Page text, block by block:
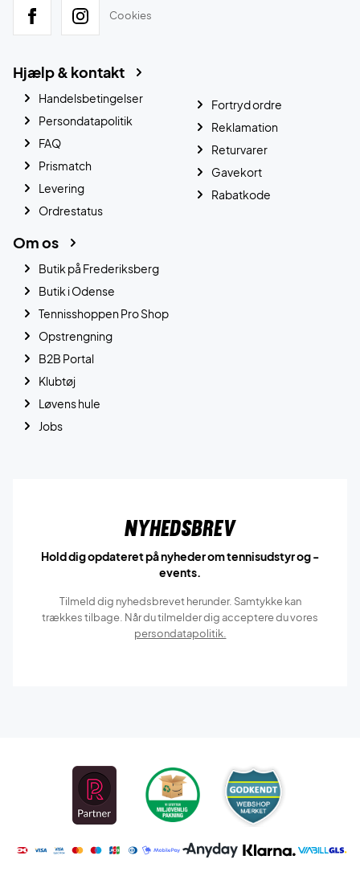
Cookies
Hjælp & kontakt
Handelsbetingelser
Persondatapolitik
FAQ
Prismatch
Levering
Ordrestatus
Fortryd ordre
Reklamation
Returvarer
Gavekort
Rabatkode
Om os
Butik på Frederiksberg
Butik i Odense
Tennisshoppen Pro Shop
Opstrengning
B2B Portal
Klubtøj
Løvens hule
Jobs
Nyhedsbrev
Hold dig opdateret på nyheder om tennisudstyr og -
events.
Tilmeld dig nyhedsbrevet herunder. Samtykke kan
trækkes tilbage. Når du tilmelder dig acceptere du vores
persondatapolitik.